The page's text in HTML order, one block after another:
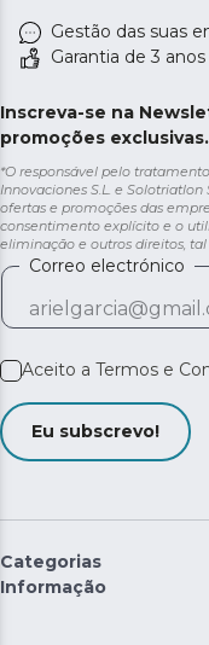
Gestão das suas
Garantia de 3
Inscreva-se na
promoções exclusivas.
*O responsável pelo
Innovaciones S.L. e
ofertas e promoções das
consentimento explícito e o
eliminação e outros direitos,
Correo electrónico
Aceito a Termos e
Eu subscrevo!
Categorias
Informação